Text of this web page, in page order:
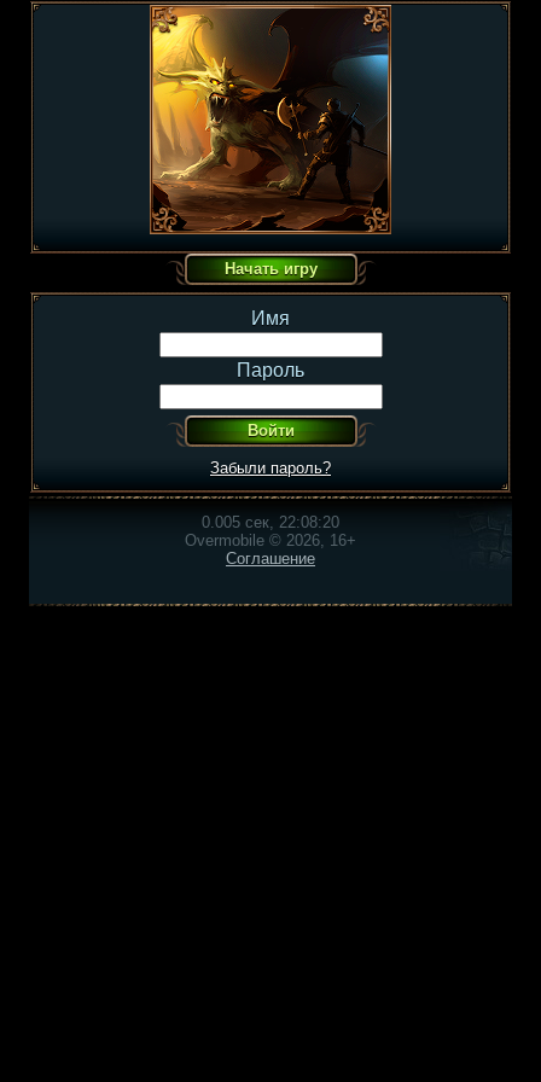
Имя
Пароль
Забыли пароль?
0.005 сек, 22:08:20
Overmobile © 2026, 16+
Соглашение